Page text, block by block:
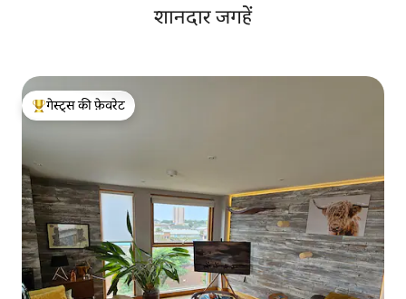
शानदार जगहें
गेस्ट्स का टॉप फ़ेवरेट
गेस्ट्स की फ़ेवरेट